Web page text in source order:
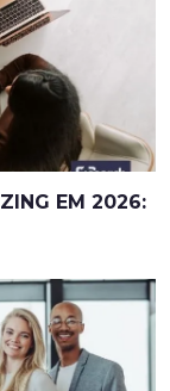
EM 2026: